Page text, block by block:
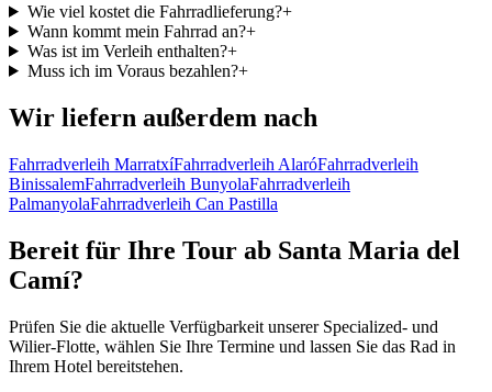
Wie viel kostet die Fahrradlieferung?+
Wann kommt mein Fahrrad an?+
Was ist im Verleih enthalten?+
Muss ich im Voraus bezahlen?+
Wir liefern außerdem nach
Fahrradverleih MarratxíFahrradverleih AlaróFahrradverleih
BinissalemFahrradverleih BunyolaFahrradverleih
PalmanyolaFahrradverleih Can Pastilla
Bereit für Ihre Tour ab Santa Maria del
Camí?
Prüfen Sie die aktuelle Verfügbarkeit unserer Specialized- und
Wilier-Flotte, wählen Sie Ihre Termine und lassen Sie das Rad in
Ihrem Hotel bereitstehen.